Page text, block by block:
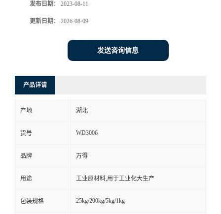
发布日期： 2023-08-11
更新日期： 2026-08-09
发送咨询信息
产品详请
产地 湖北
货号 WD3006
品牌 万得
用途 工业原材料,用于工业化大生产
包装规格 25kg/200kg/5kg/1kg